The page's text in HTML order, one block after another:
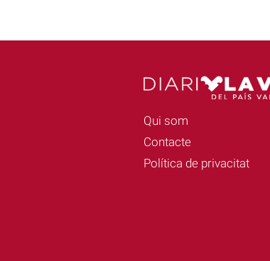
Qui som
Contacte
Política de privacitat